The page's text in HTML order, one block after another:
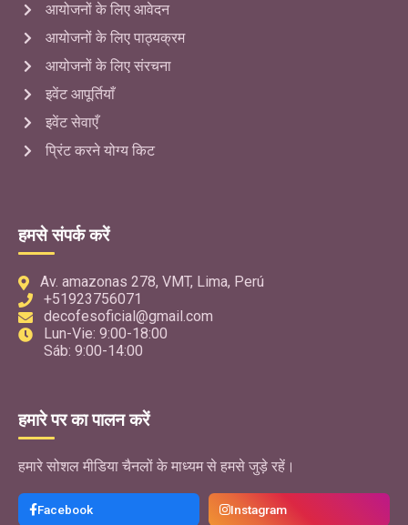
आयोजनों के लिए आवेदन
आयोजनों के लिए पाठ्यक्रम
आयोजनों के लिए संरचना
इवेंट आपूर्तियाँ
इवेंट सेवाएँ
प्रिंट करने योग्य किट
हमसे संपर्क करें
Av. amazonas 278, VMT, Lima, Perú
+51923756071
decofesoficial@gmail.com
Lun-Vie: 9:00-18:00
Sáb: 9:00-14:00
हमारे पर का पालन करें
हमारे सोशल मीडिया चैनलों के माध्यम से हमसे जुड़े रहें।
Facebook Instagram